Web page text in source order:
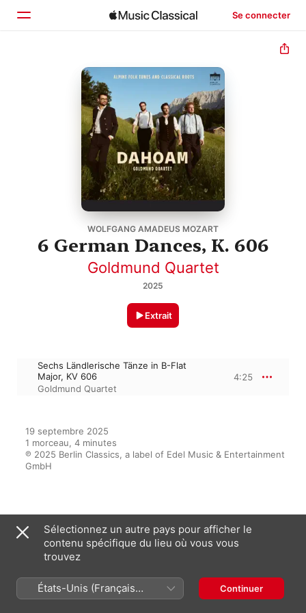
Se connecter
Accueil
Parcourir
Rechercher
WOLFGANG AMADEUS MOZART
6 German Dances, K. 606
Goldmund Quartet
2025
Extrait
Sechs Ländlerische Tänze in B-Flat
Major, KV 606
Goldmund Quartet
4:25
19 septembre 2025
1 morceau, 4 minutes
℗ 2025 Berlin Classics, a label of Edel Music & Entertainment
GmbH
Sur l’album
Dahoam
Goldmund Quartet
Sélectionnez un autre pays pour afficher le
contenu spécifique du lieu où vous vous
trouvez
États-Unis (Français
France)
Continuer